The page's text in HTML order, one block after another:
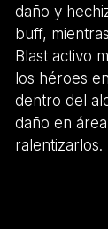
daño y
buff,
Blast activo
los héroes
dentro del
daño en área
ralentizarlos.